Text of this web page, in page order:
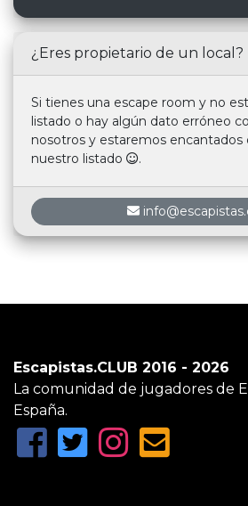
¿Eres propietario de un local?
Si tienes una escape room y no
listado o hay algún dato erróneo
nosotros y estaremos encantados
nuestro listado
.
Escapistas.CLUB 2016 - 2026
La comunidad de jugadores de
España.